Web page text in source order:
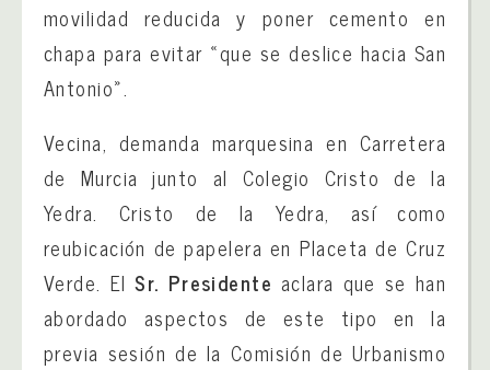
movilidad reducida y poner cemento en
chapa para evitar «que se deslice hacia San
Antonio».
Vecina, demanda marquesina en Carretera
de Murcia junto al Colegio Cristo de la
Yedra. Cristo de la Yedra, así como
reubicación de papelera en Placeta de Cruz
Verde. ElSr. Presidente aclara que se han
abordado aspectos de este tipo en la
previa sesión de la Comisión de Urbanismo